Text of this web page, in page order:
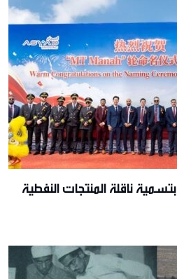
ناقلة المنتجات النفطية